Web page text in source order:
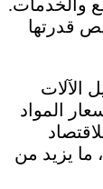
والخدمات.
قدرتها
الآلات
المواد
ما يزيد من